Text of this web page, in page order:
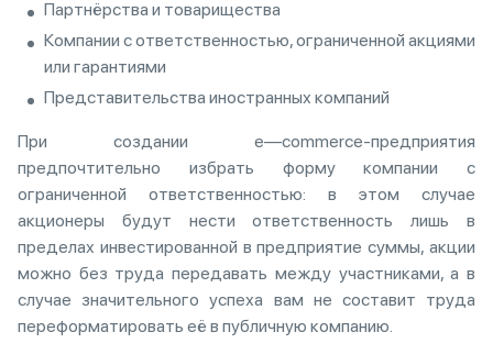
Партнёрства и товарищества
Компании с ответственностью, ограниченной акциями
или гарантиями
Представительства иностранных компаний
При создании e—commerce-предприятия
предпочтительно избрать форму компании с
ограниченной ответственностью: в этом случае
акционеры будут нести ответственность лишь в
пределах инвестированной в предприятие суммы, акции
можно без труда передавать между участниками, а в
случае значительного успеха вам не составит труда
переформатировать её в публичную компанию.